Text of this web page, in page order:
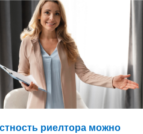
риелтора можно